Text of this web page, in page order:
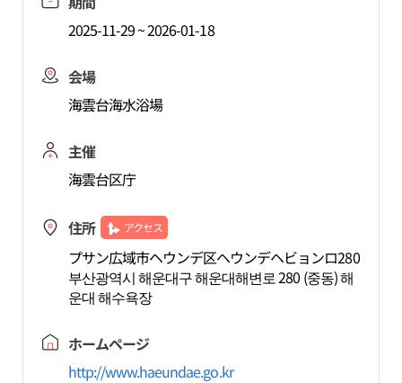
2025-11-29 ~ 2026-01-18
会場
海雲台海水浴場
主催
海雲台区庁
住所 アクセス
プサン広域市ヘウンデ区ヘウンデヘビョンロ280
부산광역시 해운대구 해운대해변로 280 (중동) 해
운대 해수욕장
ホームページ
http://www.haeundae.go.kr